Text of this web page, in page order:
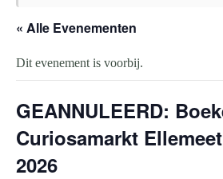
« Alle Evenementen
Dit evenement is voorbij.
GEANNULEERD:
Curiosamarkt
2026